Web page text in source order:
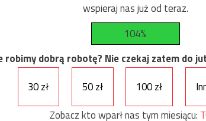
wspieraj nas już od teraz.
104%
robimy dobrą robotę? Nie czekaj zatem do
30 zł
50 zł 100 zł
Zobacz kto wparł nas tym miesiącu: